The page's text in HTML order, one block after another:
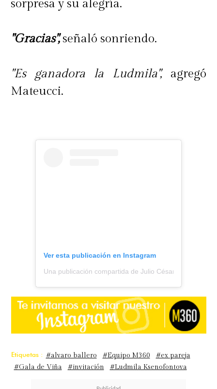
sorpresa y su alegría.
"Gracias", señaló sonriendo.
"Es ganadora la Ludmila",agregó
Mateucci.
Ver esta publicación en Instagram
Una publicación compartida de Julio César Rodríguez
Etiquetas : #alvaro ballero #Equipo M360
#ex pareja
#Gala de Viña
#invitación #Ludmila Ksenofontova